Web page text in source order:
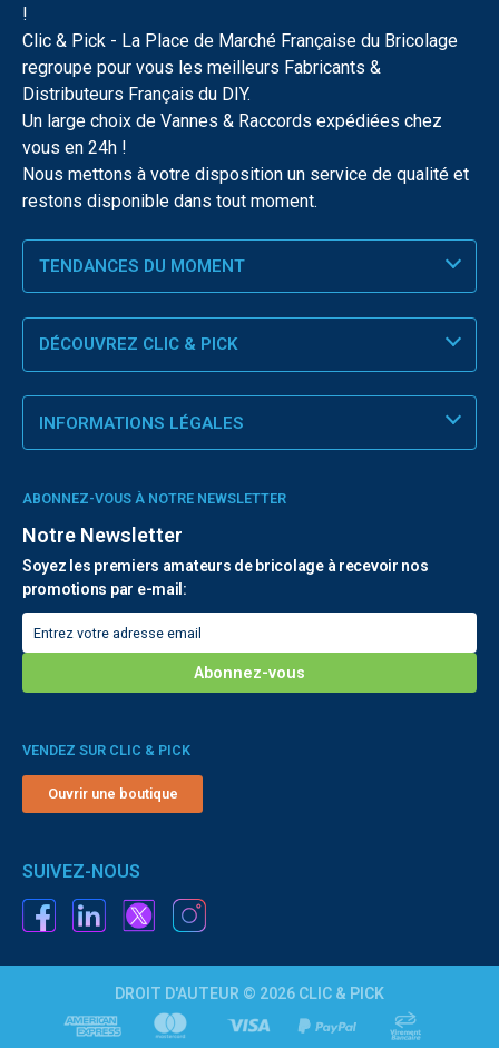
!
Clic & Pick - La Place de Marché Française du Bricolage
regroupe pour vous les meilleurs Fabricants &
Distributeurs Français du DIY.
Un large choix de Vannes & Raccords expédiées chez
vous en 24h !
Nous mettons à votre disposition un service de qualité et
restons disponible dans tout moment.
TENDANCES DU MOMENT
DÉCOUVREZ CLIC & PICK
INFORMATIONS LÉGALES
ABONNEZ-VOUS À NOTRE NEWSLETTER
Notre Newsletter
Soyez les premiers amateurs de bricolage à recevoir nos
promotions par e-mail:
VENDEZ SUR CLIC & PICK
Ouvrir une boutique
SUIVEZ-NOUS
DROIT D'AUTEUR © 2026 CLIC & PICK